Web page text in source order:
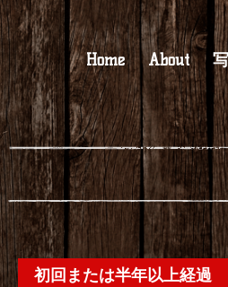
Home About
初回または半年以上経過